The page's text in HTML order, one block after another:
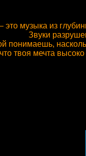
это музыка из
Звуки
понимаешь,
твоя мечта высоко